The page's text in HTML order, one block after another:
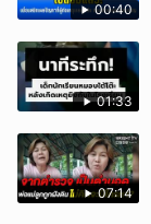
00:40
01:33
07:14